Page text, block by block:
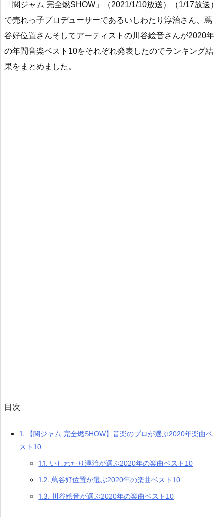
「関ジャム 完全燃SHOW」（2021/1/10放送）（1/17放送）
で売れっ子プロデューサーであるいしわたり淳治さん、蔦
谷好位置さんそしてアーティストの川谷絵音さんが2020年
の年間音楽ベスト10をそれぞれ発表したのでランキング結
果をまとめました。
目次
1.
【関ジャム 完全燃SHOW】音楽のプロが選ぶ2020年楽曲ベ
スト10
1.1. いしわたり淳治が選ぶ2020年の楽曲ベスト10
1.2. 蔦谷好位置が選ぶ2020年の楽曲ベスト10
1.3. 川谷絵音が選ぶ2020年の楽曲ベスト10